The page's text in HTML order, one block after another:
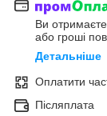
Ви
або гроші
Детальніше
Оплатити
Післяплата